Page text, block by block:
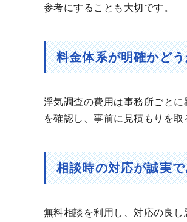
参考にすることも大切です。
料金体系が明確かど
浮気調査の費用は事務所ごと
を確認し、事前に見積もりを取
相談時の対応が誠実
無料相談を利用し、対応の良